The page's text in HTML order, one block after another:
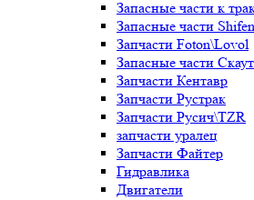
Запасные части к
Запасные части
Запчасти Foton\Lovol
Запасные части Скаут
Запчасти Кентавр
Запчасти Рустрак
Запчасти Русич\TZR
запчасти уралец
Запчасти Файтер
Гидравлика
Двигатели